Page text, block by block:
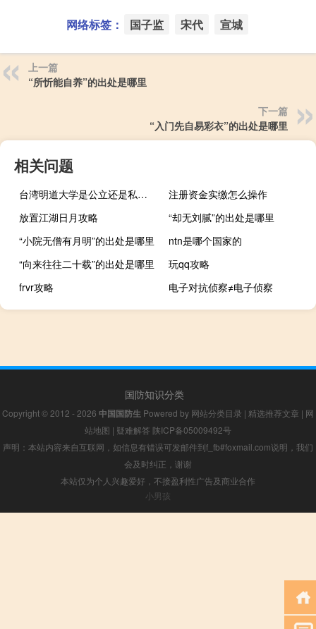
网络标签： 国子监 宋代 宣城
上一篇
“所忻能自养”的出处是哪里
下一篇
“入门先自易彩衣”的出处是哪里
相关问题
台湾明道大学是公立还是私立（中国台湾明道大学是几本）
注册资金实缴怎么操作
放置江湖日月攻略
“却无刘腻”的出处是哪里
“小院无僧有月明”的出处是哪里
ntn是哪个国家的
“向来往往二十载”的出处是哪里
玩qq攻略
frvr攻略
电子对抗侦察≠电子侦察
国防知识分类
Copyright © 2012 - 2026 中国国防生 Powered by 网站分类目录 | 精选推荐文章 | 网
站地图 | 疑难解答 陕ICP备05009492号
声明：本站内容来自互联网，如信息有错误可发邮件到f_fb#foxmail.com说明，我们
会及时纠正，谢谢
本站仅为个人兴趣爱好，不接盈利性广告及商业合作
小男孩